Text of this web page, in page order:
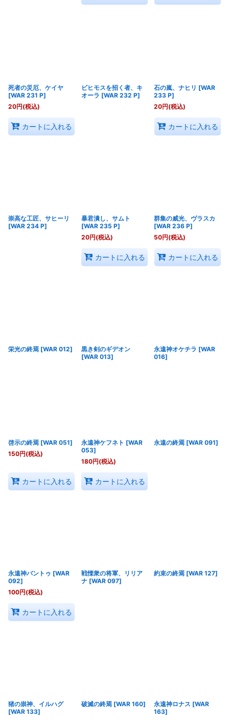
死者の災厄、ケイヤ
[WAR 231 P]
20円(税込)
カートに入れる
ビヒモスを招く者、キ
オーラ [WAR 232 P]
石の嵐、ナヒリ [WAR
233 P]
20円(税込)
カートに入れる
崇高な工匠、サヒーリ
[WAR 234 P]
暴君潰し、サムト
[WAR 235 P]
20円(税込)
カートに入れる
群集の威光、ヴラスカ
[WAR 236 P]
50円(税込)
カートに入れる
栄光の終焉 [WAR 012]
黒き剣のギデオン
[WAR 013]
永遠神オケチラ [WAR
016]
啓示の終焉 [WAR 051]
150円(税込)
カートに入れる
永遠神ケフネト [WAR
053]
180円(税込)
カートに入れる
永遠の終焉 [WAR 091]
永遠神バントゥ [WAR
092]
100円(税込)
カートに入れる
戦慄衆の将軍、リリア
ナ [WAR 097]
約束の終焉 [WAR 127]
猪の祟神、イルハグ
[WAR 133]
破滅の終焉 [WAR 160] 永遠神ロナス [WAR
163]